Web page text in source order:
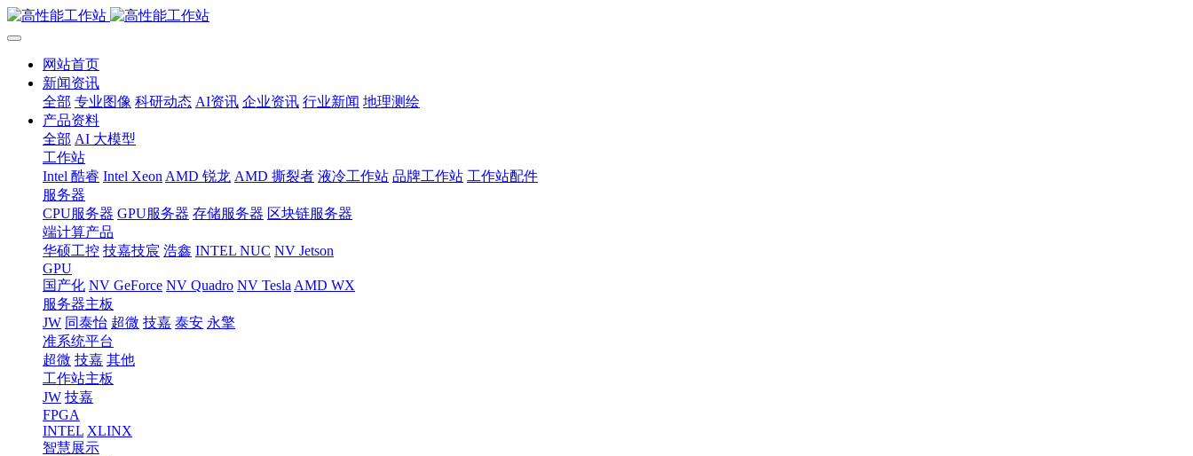
网站首页
新闻资讯
全部 专业图像 科研动态 AI资讯 企业资讯 行业新闻 地理测绘
产品资料
全部 AI 大模型
工作站
Intel 酷睿 Intel Xeon AMD 锐龙 AMD 撕裂者 液冷工作站 品牌工作站 工作站配件
服务器
CPU服务器 GPU服务器 存储服务器 区块链服务器
端计算产品
华硕工控 技嘉技宸 浩鑫 INTEL NUC NV Jetson
GPU
国产化 NV GeForce NV Quadro NV Tesla AMD WX
服务器主板
JW 同泰怡 超微 技嘉 泰安 永擎
准系统平台
超微 技嘉 其他
工作站主板
JW 技嘉
FPGA
INTEL XLINX
智慧展示